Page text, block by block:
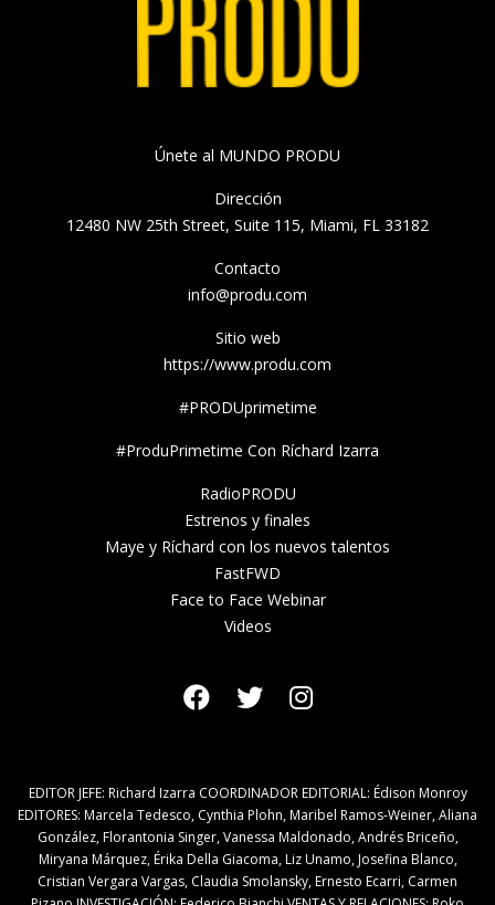
Únete al MUNDO PRODU
Dirección
12480 NW 25th Street, Suite 115, Miami, FL 33182
Contacto
info@produ.com
Sitio web
https://www.produ.com
#PRODUprimetime
#ProduPrimetime Con Ríchard Izarra
RadioPRODU
Estrenos y finales
Maye y Ríchard con los nuevos talentos
FastFWD
Face to Face Webinar
Videos
EDITOR JEFE: Richard Izarra COORDINADOR EDITORIAL: Édison Monroy
EDITORES: Marcela Tedesco, Cynthia Plohn, Maribel Ramos-Weiner, Aliana
González, Florantonia Singer, Vanessa Maldonado, Andrés Briceño,
Miryana Márquez, Érika Della Giacoma, Liz Unamo, Josefina Blanco,
Cristian Vergara Vargas, Claudia Smolansky, Ernesto Ecarri, Carmen